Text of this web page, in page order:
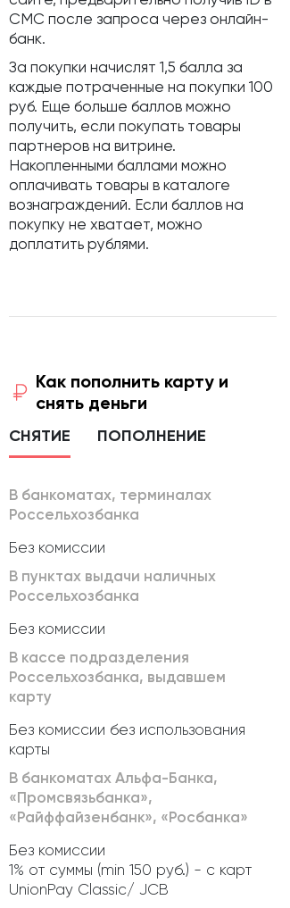
СМС после запроса через онлайн-
банк.
За покупки начислят 1,5 балла за
каждые потраченные на покупки 100
руб. Еще больше баллов можно
получить, если покупать товары
партнеров на витрине.
Накопленными баллами можно
оплачивать товары в каталоге
вознаграждений. Если баллов на
покупку не хватает, можно
доплатить рублями.
Как пополнить карту и
снять деньги
СНЯТИЕ ПОПОЛНЕНИЕ
В банкоматах, терминалах
Россельхозбанка
Без комиссии
В пунктах выдачи наличных
Россельхозбанка
Без комиссии
В кассе подразделения
Россельхозбанка, выдавшем
карту
Без комиссии без использования
карты
В банкоматах Альфа-Банка,
«Промсвязьбанка»,
«Райффайзенбанк», «Росбанка»
Без комиссии
1% от суммы (min 150 руб.) - с карт
UnionPay Classic/ JCB